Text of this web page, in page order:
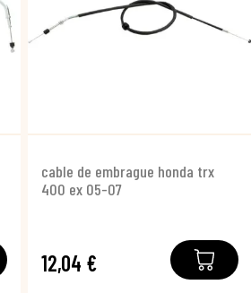
cable de embrague honda trx
400 ex 05-07
12,04 €